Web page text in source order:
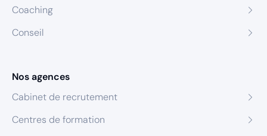
Coaching
Conseil
Nos agences
Cabinet de recrutement
Centres de formation